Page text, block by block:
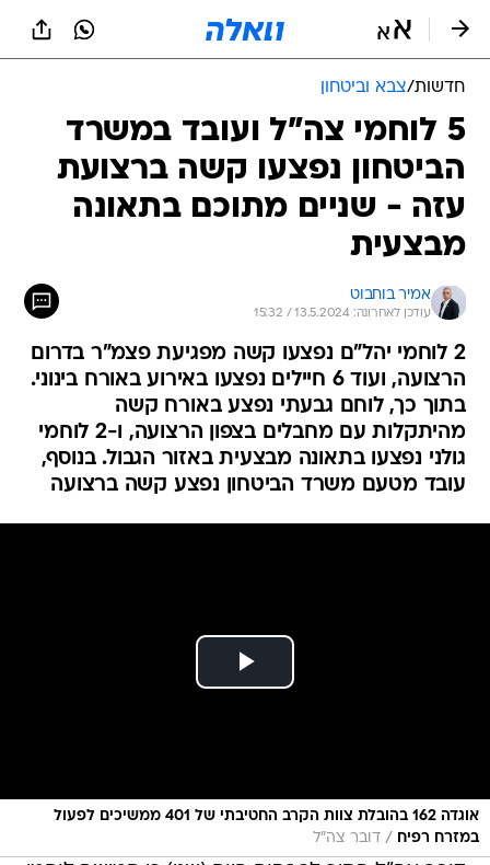
חדשות/צבא וביטחון
5 לוחמי צה"ל ועובד במשרד
הביטחון נפצעו קשה ברצועת
עזה - שניים מתוכם בתאונה
מבצעית
אמיר בוחבוט
עודכן לאחרונה: 13.5.2024 / 15:32
2 לוחמי יהל"ם נפצעו קשה מפגיעת פצמ"ר בדרום
הרצועה, ועוד 6 חיילים נפצעו באירוע באורח בינוני.
בתוך כך, לוחם גבעתי נפצע באורח קשה
מהיתקלות עם מחבלים בצפון הרצועה, ו-2 לוחמי
גולני נפצעו בתאונה מבצעית באזור הגבול. בנוסף,
עובד מטעם משרד הביטחון נפצע קשה ברצועה
אוגדה 162 בהובלת צוות הקרב החטיבתי של 401 ממשיכים לפעול
במזרח רפיח
/ דובר צה"ל